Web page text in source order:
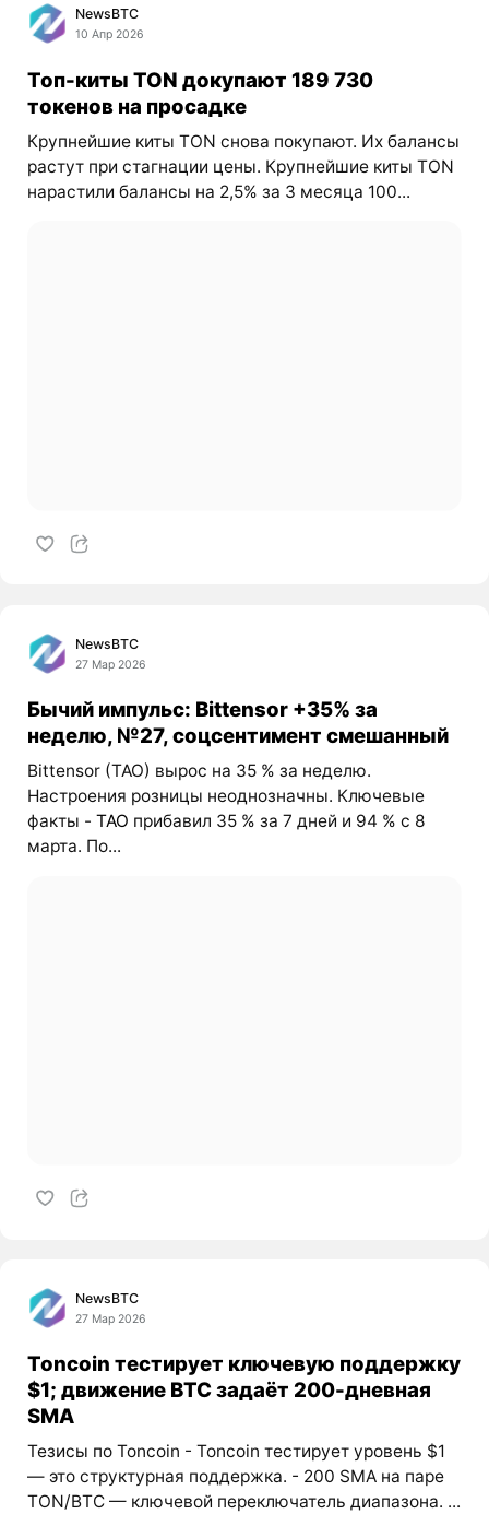
NewsBTC
10 Апр 2026
Топ-киты TON докупают 189 730
токенов на просадке
Крупнейшие киты TON снова покупают. Их балансы
растут при стагнации цены. Крупнейшие киты TON
нарастили балансы на 2,5% за 3 месяца 100...
NewsBTC
27 Мар 2026
Бычий импульс: Bittensor +35% за
неделю, №27, соцсентимент смешанный
Bittensor (TAO) вырос на 35 % за неделю.
Настроения розницы неоднозначны. Ключевые
факты - TAO прибавил 35 % за 7 дней и 94 % с 8
марта. По...
NewsBTC
27 Мар 2026
Toncoin тестирует ключевую поддержку
$1; движение BTC задаёт 200-дневная
SMA
Тезисы по Toncoin - Toncoin тестирует уровень $1
— это структурная поддержка. - 200 SMA на паре
TON/BTC — ключевой переключатель диапазона. ...